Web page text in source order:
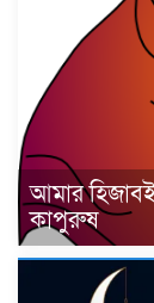
আমার
কাপুরুষ